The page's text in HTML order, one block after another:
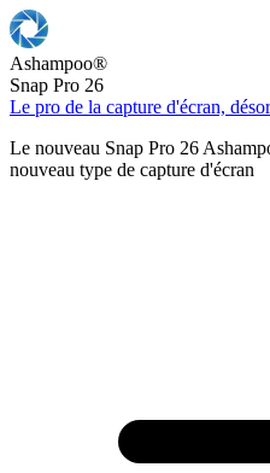
Ashampoo®
Snap Pro 26
Le pro de la capture d'écran,
Le nouveau Snap Pro 26
nouveau type de capture d'écran